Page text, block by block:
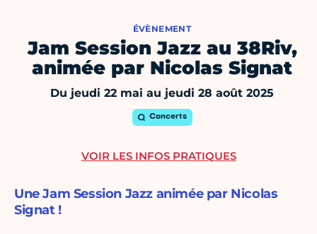
ÉVÈNEMENT
Jam Session Jazz au 38Riv,
animée par Nicolas Signat
Du jeudi 22 mai au jeudi 28 août 2025
Concerts
Une Jam Session Jazz animée par Nicolas
Signat !
VOIR LES INFOS PRATIQUES